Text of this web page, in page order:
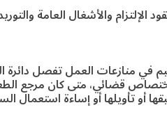
والأشغال العامة
في منازعات العمل تفصل دائرة
اختصاص قضائي، متى كان مرجع
أو تأويلها أو إساءة استعمال